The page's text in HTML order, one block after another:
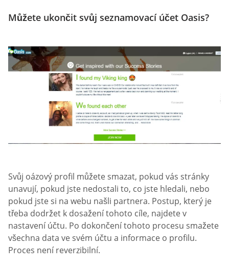
Můžete ukončit svůj seznamovací účet Oasis?
Svůj oázový profil můžete smazat, pokud vás stránky
unavují, pokud jste nedostali to, co jste hledali, nebo
pokud jste si na webu našli partnera. Postup, který je
třeba dodržet k dosažení tohoto cíle, najdete v
nastavení účtu. Po dokončení tohoto procesu smažete
všechna data ve svém účtu a informace o profilu.
Proces není reverzibilní.